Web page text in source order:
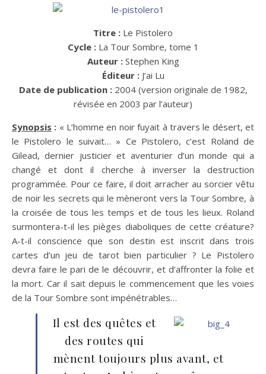
Titre : Le Pistolero
Cycle : La Tour Sombre, tome 1
Auteur : Stephen King
Éditeur : J’ai Lu
Date de publication : 2004 (version originale de 1982,
révisée en 2003 par l’auteur)
Synopsis : « L’homme en noir fuyait à travers le désert, et
le Pistolero le suivait… » Ce Pistolero, c’est Roland de
Gilead, dernier justicier et aventurier d’un monde qui a
changé et dont il cherche à inverser la destruction
programmée. Pour ce faire, il doit arracher au sorcier vêtu
de noir les secrets qui le mèneront vers la Tour Sombre, à
la croisée de tous les temps et de tous les lieux. Roland
surmontera-t-il les pièges diaboliques de cette créature?
A-t-il conscience que son destin est inscrit dans trois
cartes d’un jeu de tarot bien particulier ? Le Pistolero
devra faire le pari de le découvrir, et d’affronter la folie et
la mort. Car il sait depuis le commencement que les voies
de la Tour Sombre sont impénétrables…
Il est des quêtes et
des routes qui
mènent toujours plus avant, et